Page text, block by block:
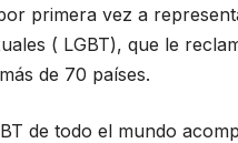
primera vez a
( LGBT), que le
de 70 países.
de todo el mundo